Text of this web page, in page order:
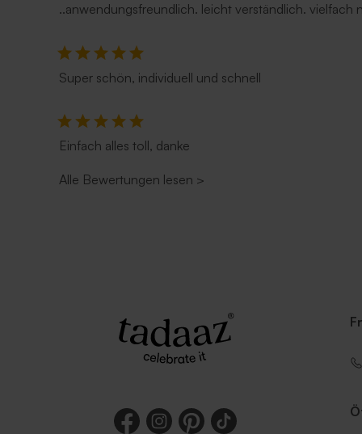
..anwendungsfreundlich. leicht verständlich. vielfach
Super schön, individuell und schnell
Einfach alles toll, danke
Alle Bewertungen lesen >